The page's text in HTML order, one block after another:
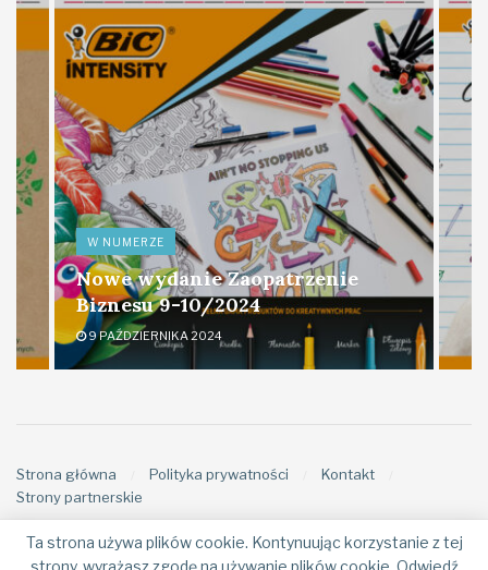
W NUMERZE
Nowe wydanie Zaopatrzenie
Biznesu 9-10/2024
9 PAŹDZIERNIKA 2024
Strona główna Polityka prywatności
Kontakt
Strony partnerskie
Ta strona używa plików cookie. Kontynuując korzystanie z tej
strony, wyrażasz zgodę na używanie plików cookie. Odwiedź